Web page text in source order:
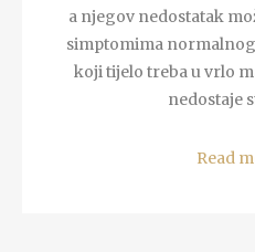
a njegov nedostatak
simptomima
koji tijelo treba u vrlo
nedostaje
Read